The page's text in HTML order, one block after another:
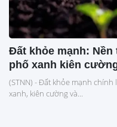
Đất khỏe mạnh:
phố xanh kiên
(STNN) - Đất khỏe mạnh
xanh, kiên cường và...